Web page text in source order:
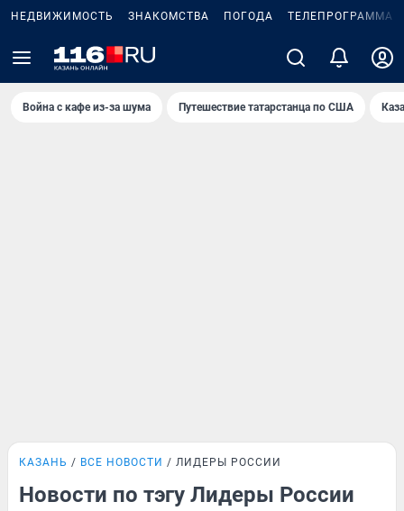
НЕДВИЖИМОСТЬ ЗНАКОМСТВА ПОГОДА ТЕЛЕПРОГРАММА
Война с кафе из-за шума Путешествие татарстанца по США
КАЗАНЬ ВСЕ НОВОСТИ ЛИДЕРЫ РОССИИ
Новости по тэгу Лидеры России